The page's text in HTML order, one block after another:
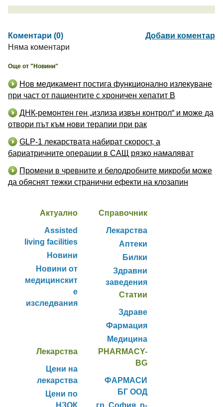
Коментари (0)
Добави коментар
Няма коментари
Още от "Новини"
Нов медикамент постига функционално излекуване
при част от пациентите с хроничен хепатит B
ДНК-ремонтен ген „излиза извън контрол“ и може да
отвори път към нови терапии при рак
GLP-1 лекарствата набират скорост, а
бариатричните операции в САЩ рязко намаляват
Промени в чревните и белодробните микроби може
да обяснят тежки странични ефекти на клозапин
Актуално
Assisted
living facilities
Новини
Новини от
медицинскит
е
изследвания
Справочник
Лекарства
Аптеки
Билки
Здравни
заведения
Статии
Здраве
Фармация
Медицина
Лекарства
Цени на
лекарства
Цени по
НЗОК
PHARMACY-
BG
ФАРМАСИ
БГ ООД
гр. София, р-